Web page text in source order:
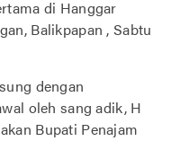
di Hanggar
Balikpapan , Sabtu
dengan
oleh sang adik, H
Bupati Penajam